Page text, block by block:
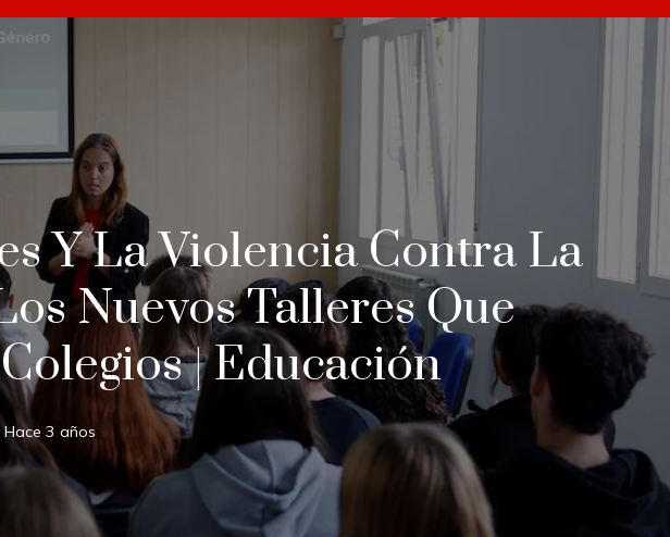
Y La Violencia Contra La
Nuevos Talleres Que
| Educación
Hace 3 años